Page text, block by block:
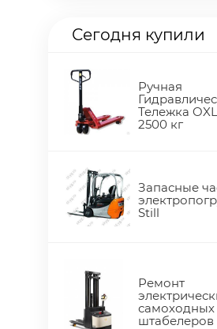
Сегодня купили
Ручная
Тележка
2500 кг
Запасные
Still
Ремонт
самоходных
штабелеров